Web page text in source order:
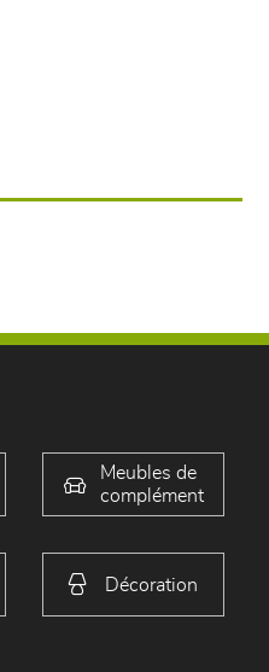
Meubles de
complément
Décoration